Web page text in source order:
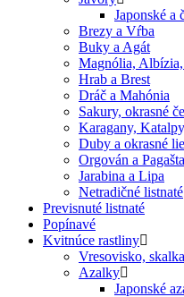
Japonské a
Brezy a Vŕba
Buky a Agát
Magnólia, Albízia,
Hrab a Brest
Dráč a Mahónia
Sakury, okrasné
Karagany,
Duby a okrasné
Orgován a
Jarabina a Lipa
Netradičné listnaté
Previsnuté listnaté
Popínavé
Kvitnúce rastliny
Vresovisko,
Azalky
Japonské